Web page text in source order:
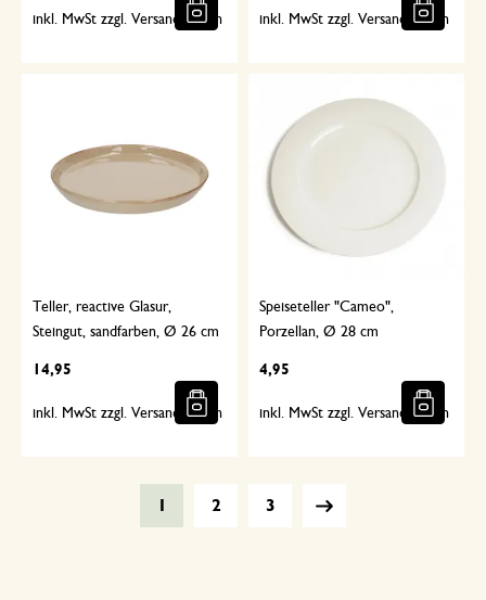
inkl. MwSt zzgl. Versandkosten inkl. MwSt zzgl. Versandkosten
Teller, reactive Glasur,
Steingut, sandfarben, Ø 26 cm
14,95
inkl. MwSt zzgl. Versandkosten
Speiseteller "Cameo",
Porzellan, Ø 28 cm
4,95
inkl. MwSt zzgl. Versandkosten
2 3